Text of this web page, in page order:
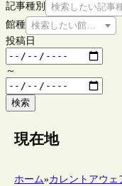
記事種別
検索したい記事
館種 検索したい館種を選
投稿日
～
検索
現在地
ホーム»カレントアウェ